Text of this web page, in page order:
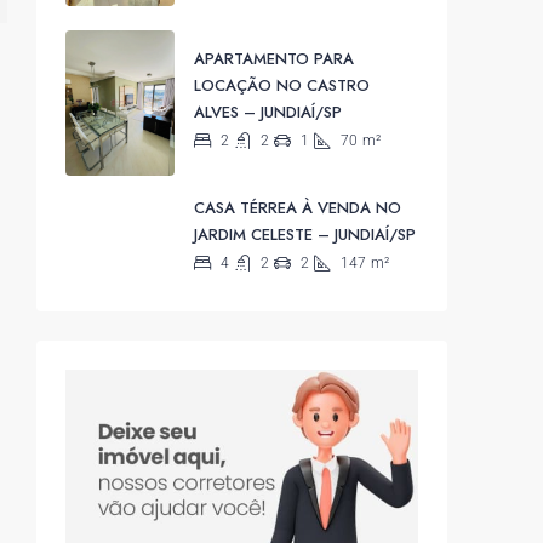
APARTAMENTO PARA
LOCAÇÃO NO CASTRO
ALVES – JUNDIAÍ/SP
2 2 1 70 m²
CASA TÉRREA À VENDA NO
JARDIM CELESTE – JUNDIAÍ/SP
4 2 2 147 m²